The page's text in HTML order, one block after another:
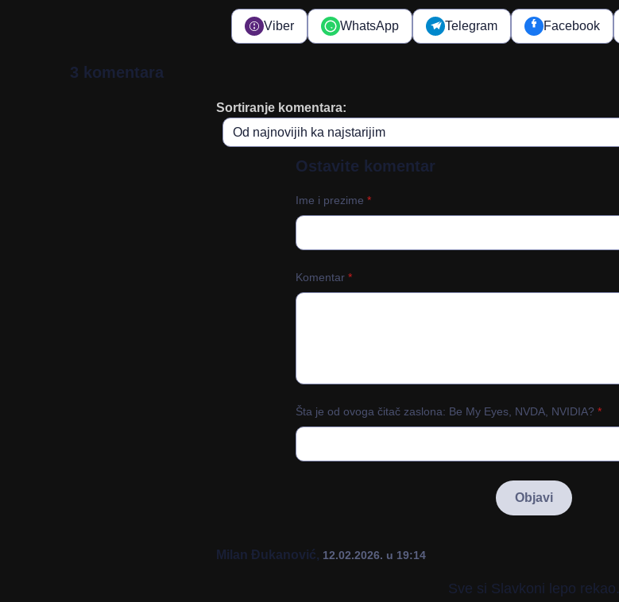
Viber WhatsApp Telegram Facebook
3 komentara
Sortiranje komentara:
Ostavite komentar
Ime i prezime *
Komentar *
Šta je od ovoga čitač zaslona: Be My Eyes, NVDA, NVIDIA? *
Milan Đukanović, 12.02.2026. u 19:14
Sve si Slavkoni lepo rekao.